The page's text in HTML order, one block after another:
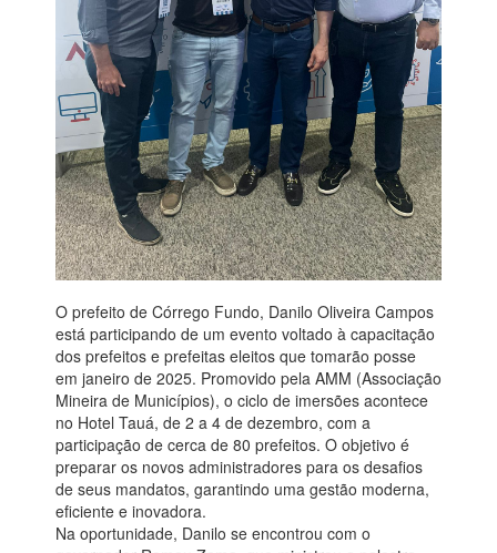
O prefeito de Córrego Fundo, Danilo Oliveira Campos
está participando de um evento voltado à capacitação
dos prefeitos e prefeitas eleitos que tomarão posse
em janeiro de 2025. Promovido pela AMM (Associação
Mineira de Municípios), o ciclo de imersões acontece
no Hotel Tauá, de 2 a 4 de dezembro, com a
participação de cerca de 80 prefeitos. O objetivo é
preparar os novos administradores para os desafios
de seus mandatos, garantindo uma gestão moderna,
eficiente e inovadora.
Na oportunidade, Danilo se encontrou com o